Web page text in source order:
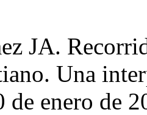
JA.
Una
enero de